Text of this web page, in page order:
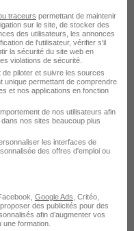
Assistant
partiel
depuis le 10/05/26
traceurs permettant de maintenir
sur le site, de stocker des
des utilisateurs, les annonces
de l'utilisateur, vérifier s'il
la sécurité du site web en
violations de sécurité.
piloter et suivre les sources
unique permettant de comprendre
et nos applications en fonction
de nos utilisateurs afin
nos sites beaucoup plus
les interfaces de
des offres d'emploi ou
Google Ads , Critéo,
des publicités pour des
afin d’augmenter vos
formation.